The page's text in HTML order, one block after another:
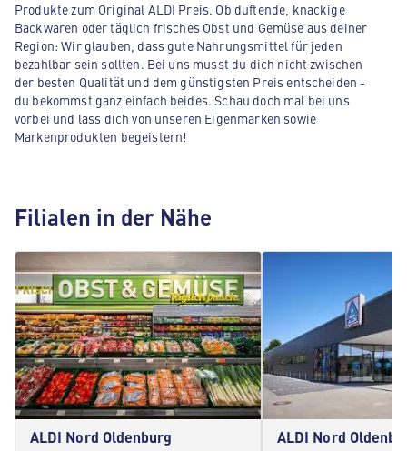
Produkte zum Original ALDI Preis. Ob duftende, knackige
Backwaren oder täglich frisches Obst und Gemüse aus deiner
Region: Wir glauben, dass gute Nahrungsmittel für jeden
bezahlbar sein sollten. Bei uns musst du dich nicht zwischen
der besten Qualität und dem günstigsten Preis entscheiden -
du bekommst ganz einfach beides. Schau doch mal bei uns
vorbei und lass dich von unseren Eigenmarken sowie
Markenprodukten begeistern!
Filialen in der Nähe
ALDI Nord Oldenburg ALDI Nord